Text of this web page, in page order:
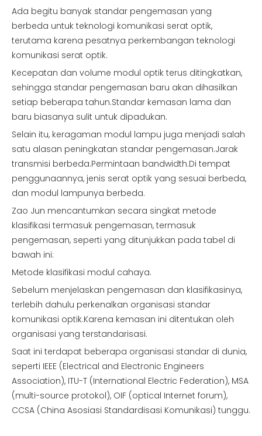
Ada begitu banyak standar pengemasan yang
berbeda untuk teknologi komunikasi serat optik,
terutama karena pesatnya perkembangan teknologi
komunikasi serat optik.
Kecepatan dan volume modul optik terus ditingkatkan,
sehingga standar pengemasan baru akan dihasilkan
setiap beberapa tahun.Standar kemasan lama dan
baru biasanya sulit untuk dipadukan.
Selain itu, keragaman modul lampu juga menjadi salah
satu alasan peningkatan standar pengemasan.Jarak
transmisi berbeda.Permintaan bandwidth.Di tempat
penggunaannya, jenis serat optik yang sesuai berbeda,
dan modul lampunya berbeda.
Zao Jun mencantumkan secara singkat metode
klasifikasi termasuk pengemasan, termasuk
pengemasan, seperti yang ditunjukkan pada tabel di
bawah ini:
Metode klasifikasi modul cahaya.
Sebelum menjelaskan pengemasan dan klasifikasinya,
terlebih dahulu perkenalkan organisasi standar
komunikasi optik.Karena kemasan ini ditentukan oleh
organisasi yang terstandarisasi.
Saat ini terdapat beberapa organisasi standar di dunia,
seperti IEEE (Electrical and Electronic Engineers
Association), ITU-T (International Electric Federation), MSA
(multi-source protokol), OIF (optical Internet forum),
CCSA (China Asosiasi Standardisasi Komunikasi) tunggu.